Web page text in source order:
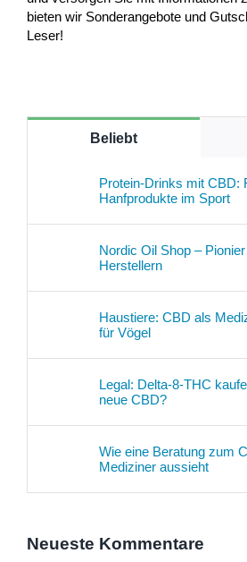
bieten wir Sonderangebote und
Leser!
Beliebt
Protein-Drinks mit CBD:
Hanfprodukte im Sport
Nordic Oil Shop –
Herstellern
Haustiere: CBD als
für Vögel
Legal: Delta-8-THC
neue CBD?
Wie eine Beratung zum
Mediziner aussieht
Neueste Kommentare